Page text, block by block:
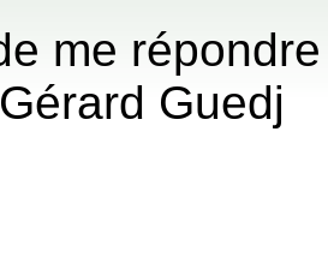
me
Guedj